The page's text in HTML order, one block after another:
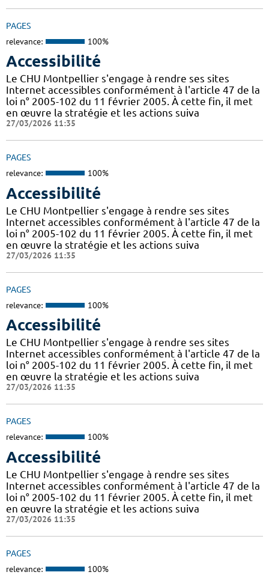
PAGES
relevance: 100%
Accessibilité
Le CHU Montpellier s'engage à rendre ses sites
Internet accessibles conformément à l'article 47 de la
loi n° 2005-102 du 11 février 2005. À cette fin, il met
en œuvre la stratégie et les actions suiva
27/03/2026 11:35
PAGES
relevance: 100%
Accessibilité
Le CHU Montpellier s'engage à rendre ses sites
Internet accessibles conformément à l'article 47 de la
loi n° 2005-102 du 11 février 2005. À cette fin, il met
en œuvre la stratégie et les actions suiva
27/03/2026 11:35
PAGES
relevance: 100%
Accessibilité
Le CHU Montpellier s'engage à rendre ses sites
Internet accessibles conformément à l'article 47 de la
loi n° 2005-102 du 11 février 2005. À cette fin, il met
en œuvre la stratégie et les actions suiva
27/03/2026 11:35
PAGES
relevance: 100%
Accessibilité
Le CHU Montpellier s'engage à rendre ses sites
Internet accessibles conformément à l'article 47 de la
loi n° 2005-102 du 11 février 2005. À cette fin, il met
en œuvre la stratégie et les actions suiva
27/03/2026 11:35
PAGES
relevance: 100%